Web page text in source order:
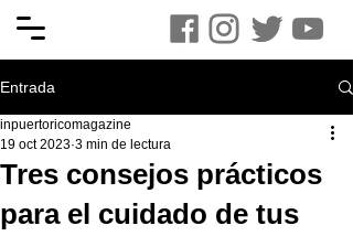
Entrada
Tres consejos prácticos
para el cuidado de tus
inpuertoricomagazine
19 oct 2023 3 min de lectura